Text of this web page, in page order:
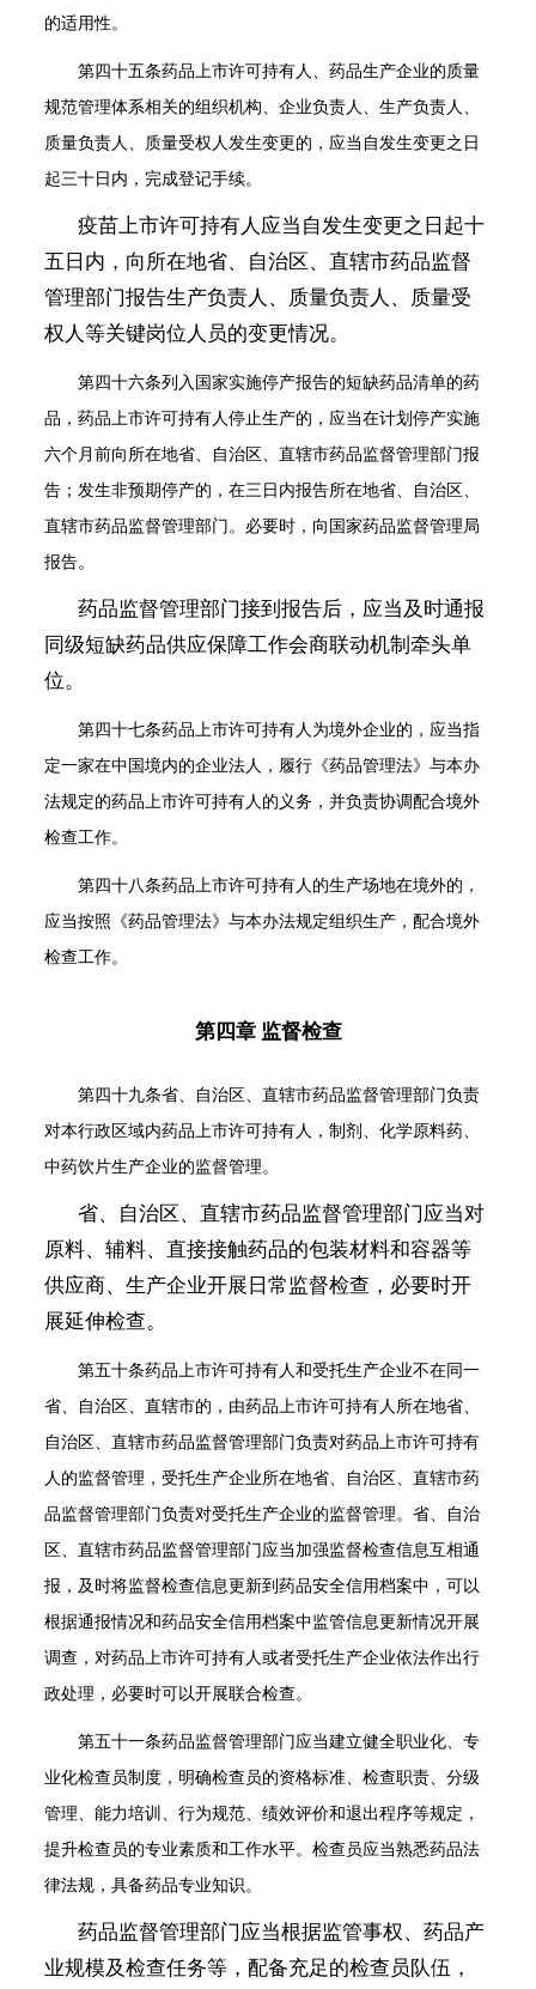
的适用性。
第四十五条药品上市许可持有人、药品生产企业的质量
规范管理体系相关的组织机构、企业负责人、生产负责人、
质量负责人、质量受权人发生变更的，应当自发生变更之日
起三十日内，完成登记手续。
疫苗上市许可持有人应当自发生变更之日起十
五日内，向所在地省、自治区、直辖市药品监督
管理部门报告生产负责人、质量负责人、质量受
权人等关键岗位人员的变更情况。
第四十六条列入国家实施停产报告的短缺药品清单的药
品，药品上市许可持有人停止生产的，应当在计划停产实施
六个月前向所在地省、自治区、直辖市药品监督管理部门报
告；发生非预期停产的，在三日内报告所在地省、自治区、
直辖市药品监督管理部门。必要时，向国家药品监督管理局
报告。
药品监督管理部门接到报告后，应当及时通报
同级短缺药品供应保障工作会商联动机制牵头单
位。
第四十七条药品上市许可持有人为境外企业的，应当指
定一家在中国境内的企业法人，履行《药品管理法》与本办
法规定的药品上市许可持有人的义务，并负责协调配合境外
检查工作。
第四十八条药品上市许可持有人的生产场地在境外的，
应当按照《药品管理法》与本办法规定组织生产，配合境外
检查工作。
第四章 监督检查
第四十九条省、自治区、直辖市药品监督管理部门负责
对本行政区域内药品上市许可持有人，制剂、化学原料药、
中药饮片生产企业的监督管理。
省、自治区、直辖市药品监督管理部门应当对
原料、辅料、直接接触药品的包装材料和容器等
供应商、生产企业开展日常监督检查，必要时开
展延伸检查。
第五十条药品上市许可持有人和受托生产企业不在同一
省、自治区、直辖市的，由药品上市许可持有人所在地省、
自治区、直辖市药品监督管理部门负责对药品上市许可持有
人的监督管理，受托生产企业所在地省、自治区、直辖市药
品监督管理部门负责对受托生产企业的监督管理。省、自治
区、直辖市药品监督管理部门应当加强监督检查信息互相通
报，及时将监督检查信息更新到药品安全信用档案中，可以
根据通报情况和药品安全信用档案中监管信息更新情况开展
调查，对药品上市许可持有人或者受托生产企业依法作出行
政处理，必要时可以开展联合检查。
第五十一条药品监督管理部门应当建立健全职业化、专
业化检查员制度，明确检查员的资格标准、检查职责、分级
管理、能力培训、行为规范、绩效评价和退出程序等规定，
提升检查员的专业素质和工作水平。检查员应当熟悉药品法
律法规，具备药品专业知识。
药品监督管理部门应当根据监管事权、药品产
业规模及检查任务等，配备充足的检查员队伍，